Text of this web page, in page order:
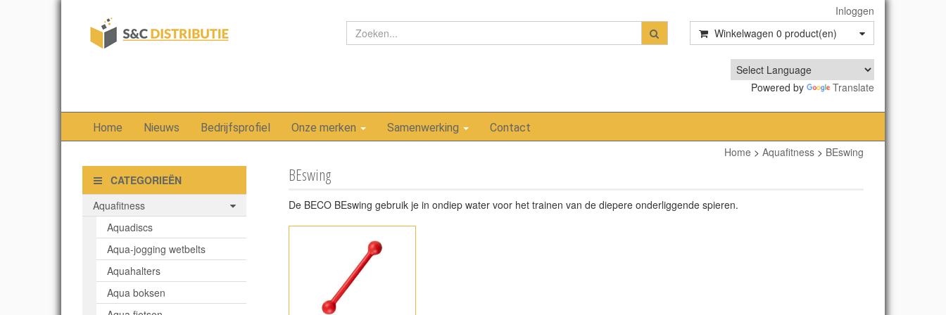
Inloggen
Winkelwagen 0 product(en)
Powered by Translate
Home Nieuws Bedrijfsprofiel Onze merken Samenwerking Contact
Home > Aquafitness > BEswing
CATEGORIEËN
Aquafitness
Aquadiscs
Aqua-jogging wetbelts
Aquahalters
Aqua boksen
BEswing
De BECO BEswing gebruik je in ondiep water voor het trainen van de diepere onderliggende spieren.